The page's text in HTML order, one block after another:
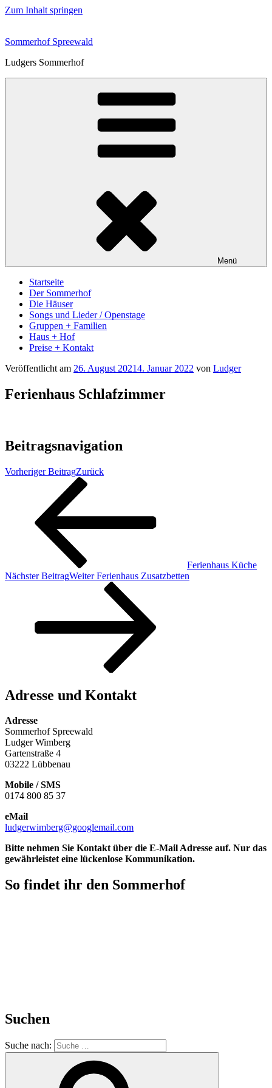
Zum Inhalt springen
Sommerhof Spreewald
Ludgers Sommerhof
Menü
Startseite
Der Sommerhof
Die Häuser
Songs und Lieder / Openstage
Gruppen + Familien
Haus + Hof
Preise + Kontakt
Veröffentlicht am 26. August 20214. Januar 2022 von Ludger
Ferienhaus Schlafzimmer
Beitragsnavigation
Vorheriger BeitragZurück
Ferienhaus Küche
Nächster BeitragWeiter Ferienhaus Zusatzbetten
Adresse und Kontakt
Adresse
Sommerhof Spreewald
Ludger Wimberg
Gartenstraße 4
03222 Lübbenau
Mobile / SMS
0174 800 85 37
eMail
ludgerwimberg@googlemail.com
Bitte nehmen Sie Kontakt über die E-Mail Adresse auf. Nur das
gewährleistet eine lückenlose Kommunikation.
So findet ihr den Sommerhof
Suchen
Suche nach: